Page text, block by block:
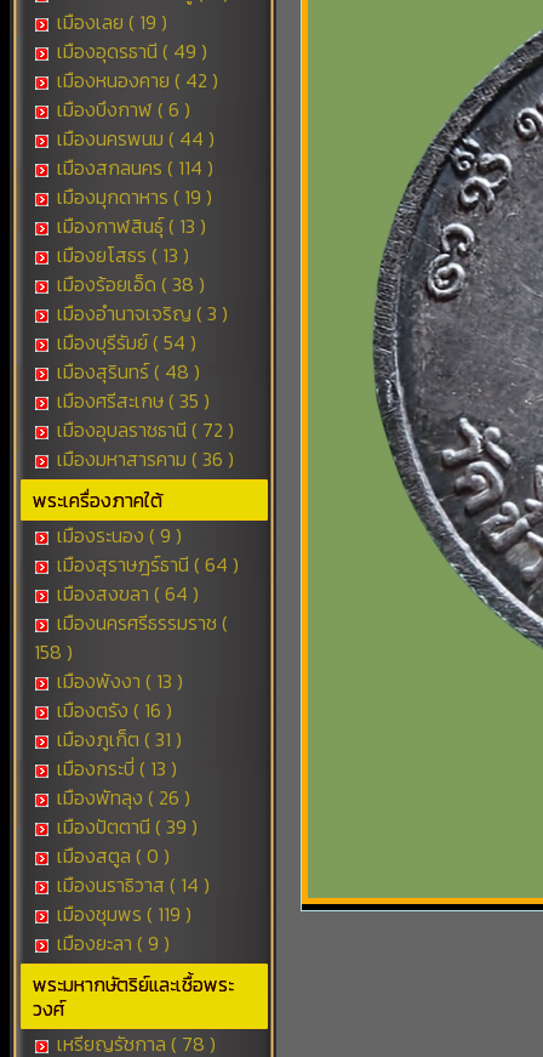
เมืองเลย ( 19 )
เมืองอุดรธานี ( 49 )
เมืองหนองคาย ( 42 )
เมืองบึงกาฬ ( 6 )
เมืองนครพนม ( 44 )
เมืองสกลนคร ( 114 )
เมืองมุกดาหาร ( 19 )
เมืองกาฬสินธุ์ ( 13 )
เมืองยโสธร ( 13 )
เมืองร้อยเอ็ด ( 38 )
เมืองอำนาจเจริญ ( 3 )
เมืองบุรีรัมย์ ( 54 )
เมืองสุรินทร์ ( 48 )
เมืองศรีสะเกษ ( 35 )
เมืองอุบลราชธานี ( 72 )
เมืองมหาสารคาม ( 36 )
พระเครื่องภาคใต้
เมืองระนอง ( 9 )
เมืองสุราษฎร์ธานี ( 64 )
เมืองสงขลา ( 64 )
เมืองนครศรีธรรมราช (
158 )
เมืองพังงา ( 13 )
เมืองตรัง ( 16 )
เมืองภูเก็ต ( 31 )
เมืองกระบี่ ( 13 )
เมืองพัทลุง ( 26 )
เมืองปัตตานี ( 39 )
เมืองสตูล ( 0 )
เมืองนราธิวาส ( 14 )
เมืองชุมพร ( 119 )
เมืองยะลา ( 9 )
พระมหากษัตริย์และเชื้อพระ
วงศ์
เหรียญรัชกาล ( 78 )